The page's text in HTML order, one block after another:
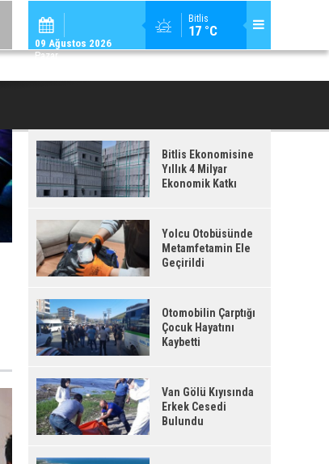
Bitlis
17 °C
09 Ağustos 2026
Pazar
ADİLCEVAZ /
ADILCEVAZ'DA KUDUZ VAKASI TESPIT EDILEN KÖY, KARANTINAYA
Bitlis Ekonomisine
Yıllık 4 Milyar
Ekonomik Katkı
Yolcu Otobüsünde
Metamfetamin Ele
Geçirildi
Otomobilin Çarptığı
Çocuk Hayatını
Kaybetti
Van Gölü Kıyısında
Erkek Cesedi
Bulundu